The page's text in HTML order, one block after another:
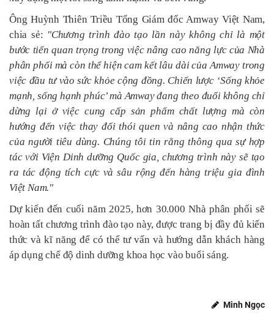
Ông Huỳnh Thiên Triều Tổng Giám đốc Amway Việt Nam,
chia sẻ: "Chương trình đào tạo lần này không chỉ là một
bước tiến quan trọng trong việc nâng cao năng lực của Nhà
phân phối mà còn thể hiện cam kết lâu dài của Amway trong
việc đầu tư vào sức khỏe cộng đồng. Chiến lược ‘Sống khỏe
mạnh, sống hạnh phúc’ mà Amway đang theo đuổi không chỉ
dừng lại ở việc cung cấp sản phẩm chất lượng mà còn
hướng đến việc thay đổi thói quen và nâng cao nhận thức
của người tiêu dùng. Chúng tôi tin rằng thông qua sự hợp
tác với Viện Dinh dưỡng Quốc gia, chương trình này sẽ tạo
ra tác động tích cực và sâu rộng đến hàng triệu gia đình
Việt Nam."
Dự kiến đến cuối năm 2025, hơn 30.000 Nhà phân phối sẽ
hoàn tất chương trình đào tạo này, được trang bị đầy đủ kiến
thức và kĩ năng để có thể tư vấn và hướng dẫn khách hàng
áp dụng chế độ dinh dưỡng khoa học vào buổi sáng.
Minh Ngọc